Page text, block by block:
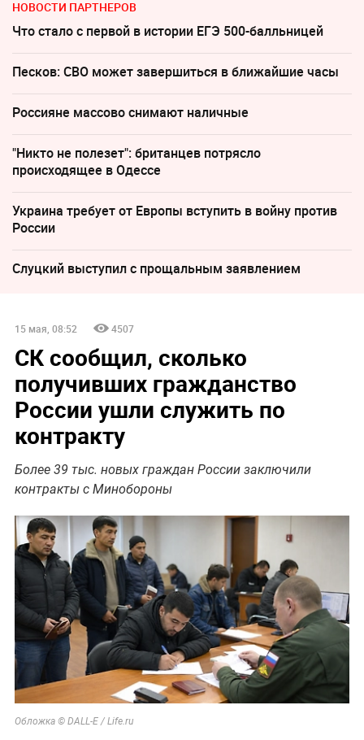
НОВОСТИ ПАРТНЕРОВ
Что стало с первой в истории ЕГЭ 500-балльницей
Песков: СВО может завершиться в ближайшие часы
Россияне массово снимают наличные
"Никто не полезет": британцев потрясло
происходящее в Одессе
Украина требует от Европы вступить в войну против
России
Слуцкий выступил с прощальным заявлением
15 мая, 08:52 4507
СК сообщил, сколько
получивших гражданство
России ушли служить по
контракту
Более 39 тыс. новых граждан России заключили
контракты с Минобороны
Обложка © DALL-E / Life.ru